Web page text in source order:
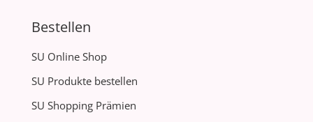
Bestellen
SU Online Shop
SU Produkte bestellen
SU Shopping Prämien